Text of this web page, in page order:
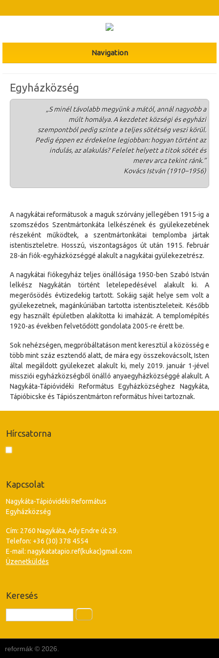
Navigation
Egyházközség
„S minél távolabb megyünk a mától, annál nagyobb a
múlt homálya. A kezdetet községi és egyházi
szempontból pedig szinte a teljes sötétség veszi körül.
Pedig éppen ez érdekelne legjobban: hogyan történt az
indulás, az alakulás? Felelet helyett a titok sötét és
merev arca tekint ránk.”
Kovács István (1910–1956)
A nagykátai reformátusok a maguk szórvány jellegében 1915-ig a
szomszédos Szentmártonkáta lelkészének és gyülekezetének
részeként működtek, a szentmártonkátai templomba jártak
istentiszteletre. Hosszú, viszontagságos út után 1915. február
28-án fiók-egyházközséggé alakult a nagykátai gyülekezetrész.
A nagykátai fiókegyház teljes önállósága 1950-ben Szabó István
lelkész Nagykátán történt letelepedésével alakult ki. A
megerősödés évtizedekig tartott. Sokáig saját helye sem volt a
gyülekezetnek, magánkúriában tartotta istentiszteleteit. Később
egy használt épületben alakította ki imaházát. A templomépítés
1920-as években felvetődött gondolata 2005-re érett be.
Sok nehézségen, megpróbáltatáson ment keresztül a közösség e
több mint száz esztendő alatt, de mára egy összekovácsolt, Isten
által megáldott gyülekezet alakult ki, mely 2019. január 1-jével
missziói egyházközségből önálló anyaegyházközséggé alakult. A
Nagykáta-Tápióvidéki Református Egyházközséghez Nagykáta,
Tápióbicske és Tápiószentmárton református hívei tartoznak.
Hírcsatorna
Kapcsolat
Nagykáta-Tápióvidéki Református
Egyházközség
Cím: 2760 Nagykáta, Ady Endre út 29.
Telefon: +36 (30) 378 4554
E-mail: nagykatatapio.ref(kukac)gmail.com
Üzenetküldés
Keresés
reformák © 2026.